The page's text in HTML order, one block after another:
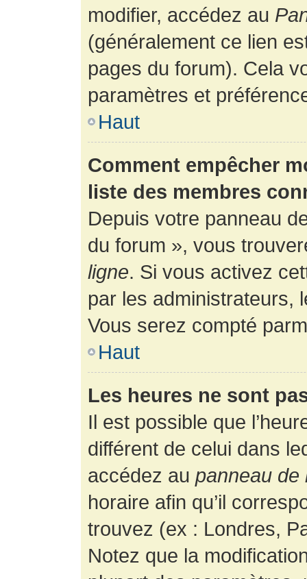
modifier, accédez au
(généralement ce lien
pages du forum). Cela
paramètres et
Haut
Comment empêcher
liste des membres
Depuis votre panneau
du forum », vous
ligne. Si vous activez
par les administrateurs,
Vous serez compté
Haut
Les heures ne sont
Il est possible que
différent de celui dans
accédez au panneau de
horaire afin qu’il
trouvez (ex : Londres,
Notez que la